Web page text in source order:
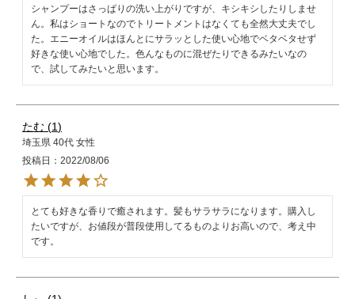
シャンプーはさっぱりの洗い上がりですが、キシキシしたりしませ
ん。私はショートなのでトリートメントはなくても全然大丈夫でし
た。エニーオイルはほんとにサラッとした使い心地でベタベタせず
好きな使い心地でした。色んなものに混ぜたりできるみたいなの
で、試してみたいと思います。
たむ 1
埼玉県 40代 女性
投稿日
2022/08/06
とても好きな香りで癒されます。髪もサラサラになります。購入し
たいですが、お値段が普段使用してるものよりお高いので、考え中
です。